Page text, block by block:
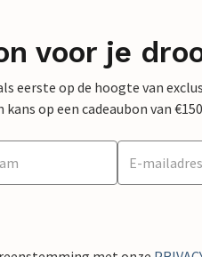
voor je
eerste op de hoogte van
op een cadeaubon van